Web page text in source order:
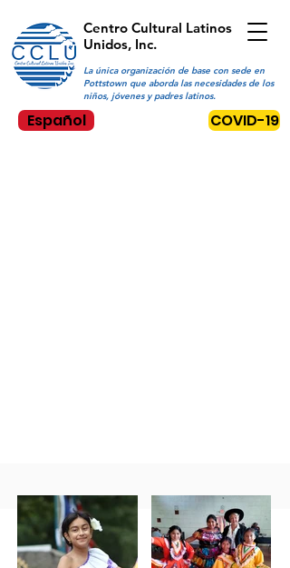
COVID-19
Centro Cultural Latinos
Unidos, Inc.
La única organización de base con sede en
Pottstown que aborda las necesidades de los
niños, jóvenes y padres latinos.
Español